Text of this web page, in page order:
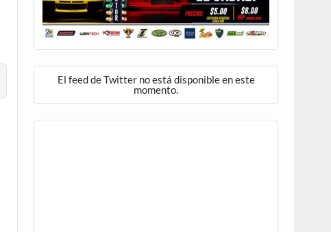
El feed de Twitter no está disponible en este
momento.